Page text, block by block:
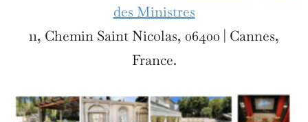
des Ministres
11, Chemin Saint Nicolas, 06400 | Cannes,
France.